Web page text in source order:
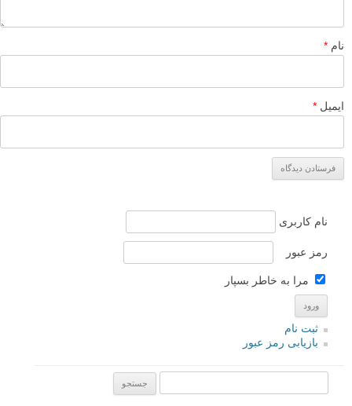
نام *
ایمیل *
نام کاربری
رمز عبور
مرا به خاطر بسپار
ثبت نام
بازیابی رمز عبور